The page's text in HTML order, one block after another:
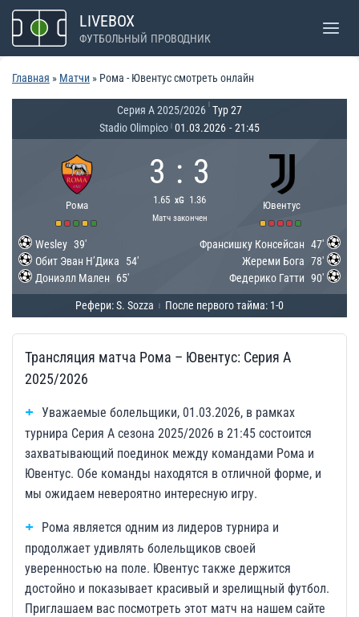
Перейти
содержимому
LIVEBOX
ФУТБОЛЬНЫЙ ПРОВОДНИК
Главная » Матчи » Рома - Ювентус смотреть онлайн
Серия А 2025/2026 Тур 27
Stadio Olimpico 01.03.2026 - 21:45
Рома
3 : 3
1.65 xG 1.36
Матч закончен
Ювентус
Wesley 39'
Обит Эван Н’Дика
54'
Дониэлл Мален
65'
Франсишку Консейсан 47'
Жереми Бога 78'
Федерико Гатти 90'
Рефери: S. Sozza После первого тайма: 1-0
Трансляция матча Рома – Ювентус: Серия А
2025/2026
Уважаемые болельщики, 01.03.2026, в рамках
турнира Серия А сезона 2025/2026 в 21:45 состоится
захватывающий поединок между командами Рома и
Ювентус. Обе команды находятся в отличной форме, и
мы ожидаем невероятно интересную игру.
Рома является одним из лидеров турнира и
продолжает удивлять болельщиков своей
уверенностью на поле. Ювентус также держится
достойно и показывает красивый и зрелищный футбол.
Приглашаем вас посмотреть этот матч на нашем сайте